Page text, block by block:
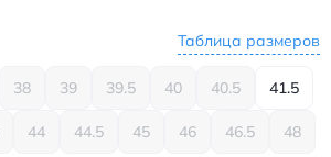
Таблица размеров
38 39 39.5 40 40.5 41.5
44 44.5 45 46 46.5 48